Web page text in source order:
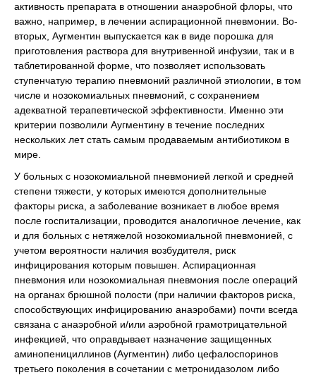
активность препарата в отношении анаэробной флоры, что
важно, например, в лечении аспирационной пневмонии. Во-
вторых, Аугментин выпускается как в виде порошка для
приготовления раствора для внутривенной инфузии, так и в
таблетированной форме, что позволяет использовать
ступенчатую терапию пневмоний различной этиологии, в том
числе и нозокомиальных пневмоний, с сохранением
адекватной терапевтической эффективности. Именно эти
критерии позволили Аугментину в течение последних
нескольких лет стать самым продаваемым антибиотиком в
мире.
У больных с нозокомиальной пневмонией легкой и средней
степени тяжести, у которых имеются дополнительные
факторы риска, а заболевание возникает в любое время
после госпитализации, проводится аналогичное лечение, как
и для больных с нетяжелой нозокомиальной пневмонией, с
учетом вероятности наличия возбудителя, риск
инфицирования которым повышен. Аспирационная
пневмония или нозокомиальная пневмония после операций
на органах брюшной полости (при наличии факторов риска,
способствующих инфицированию анаэробами) почти всегда
связана с анаэробной и/или аэробной грамотрицательной
инфекцией, что оправдывает назначение защищенных
аминопенициллинов (Аугментин) либо цефалоспоринов
третьего поколения в сочетании с метронидазолом либо